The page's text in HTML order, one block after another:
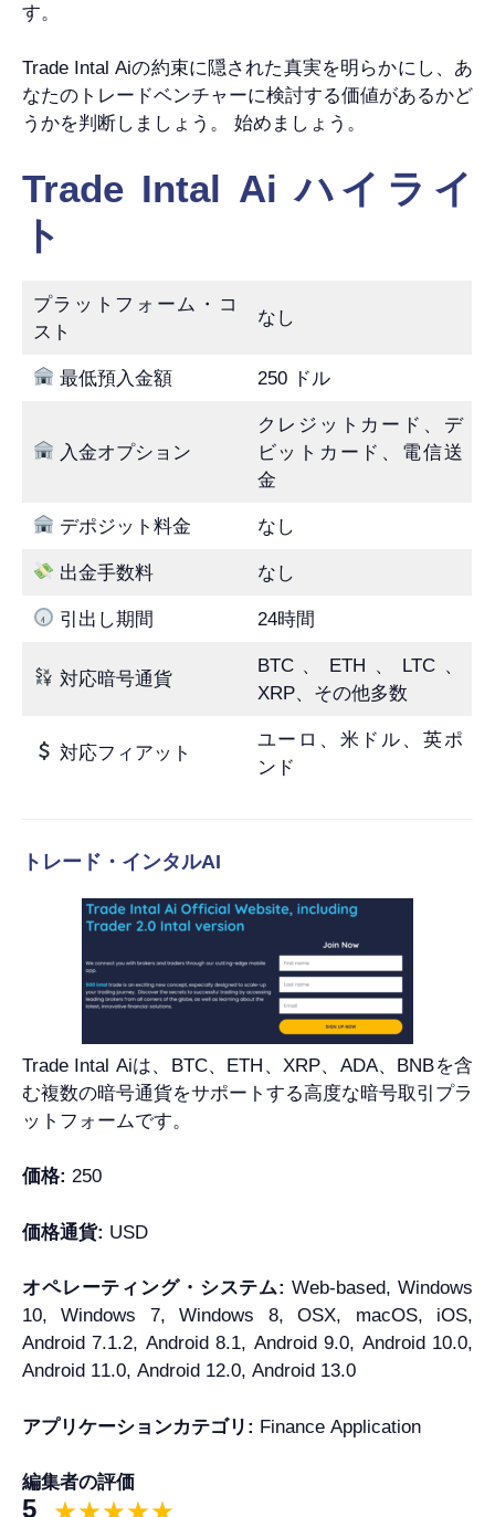
す。
Trade Intal Aiの約束に隠された真実を明らかにし、あ
なたのトレードベンチャーに検討する価値があるかど
うかを判断しましょう。 始めましょう。
Trade Intal Ai ハイライ
ト
プラットフォーム・コ
スト
なし
最低預入金額 250 ドル
入金オプション
クレジットカード、デ
ビットカード、電信送
金
デポジット料金 なし
出金手数料 なし
引出し期間 24時間
対応暗号通貨
BTC、ETH、LTC、
XRP、その他多数
対応フィアット
ユーロ、米ドル、英ポ
ンド
トレード・インタルAI
Trade Intal Aiは、BTC、ETH、XRP、ADA、BNBを含
む複数の暗号通貨をサポートする高度な暗号取引プラ
ットフォームです。
価格: 250
価格通貨: USD
オペレーティング・システム: Web-based, Windows
10, Windows 7, Windows 8, OSX, macOS, iOS,
Android 7.1.2, Android 8.1, Android 9.0, Android 10.0,
Android 11.0, Android 12.0, Android 13.0
アプリケーションカテゴリ: Finance Application
編集者の評価
5